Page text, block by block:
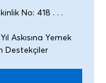
No: 418 . . .
Askısına Yemek